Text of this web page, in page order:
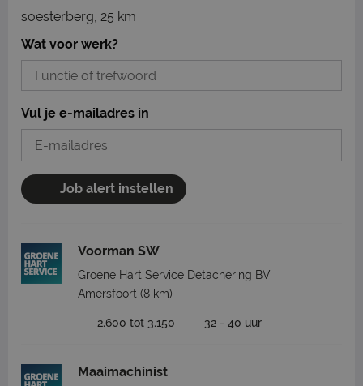
soesterberg, 25 km
Wat voor werk?
Vul je e-mailadres in
Job alert instellen
Voorman SW
Groene Hart Service Detachering BV
Amersfoort (8 km)
2.600 tot 3.150 32 - 40 uur
Maaimachinist